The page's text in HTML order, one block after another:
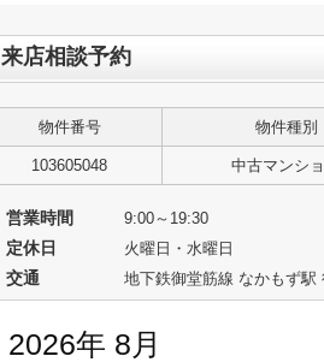
来店相談予約
物件番号 物件種別
103605048 中古マンシ
営業時間 9:00～19:30
定休日 火曜日・水曜日
交通 地下鉄御堂筋線 なかもず駅
2026年 8月